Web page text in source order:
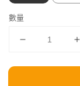
數量